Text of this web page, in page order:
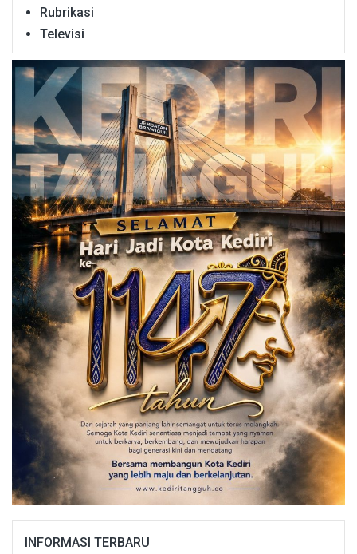
Rubrikasi
Televisi
INFORMASI TERBARU